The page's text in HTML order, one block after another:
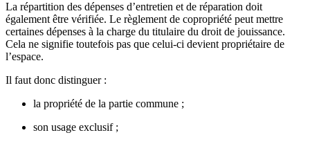
La répartition des dépenses d’entretien et de réparation doit
également être vérifiée. Le règlement de copropriété peut mettre
certaines dépenses à la charge du titulaire du droit de jouissance.
Cela ne signifie toutefois pas que celui-ci devient propriétaire de
l’espace.
Il faut donc distinguer :
la propriété de la partie commune ;
son usage exclusif ;